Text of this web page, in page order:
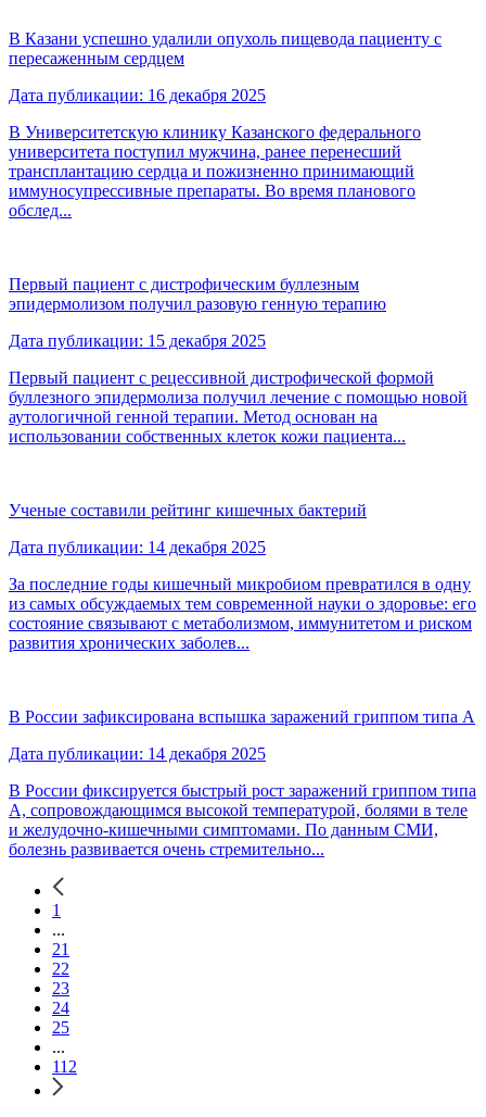
В Казани успешно удалили опухоль пищевода пациенту с
пересаженным сердцем
Дата публикации: 16 декабря 2025
В Университетскую клинику Казанского федерального
университета поступил мужчина, ранее перенесший
трансплантацию сердца и пожизненно принимающий
иммуносупрессивные препараты. Во время планового
обслед...
Первый пациент с дистрофическим буллезным
эпидермолизом получил разовую генную терапию
Дата публикации: 15 декабря 2025
Первый пациент с рецессивной дистрофической формой
буллезного эпидермолиза получил лечение с помощью новой
аутологичной генной терапии. Метод основан на
использовании собственных клеток кожи пациента...
Ученые составили рейтинг кишечных бактерий
Дата публикации: 14 декабря 2025
За последние годы кишечный микробиом превратился в одну
из самых обсуждаемых тем современной науки о здоровье: его
состояние связывают с метаболизмом, иммунитетом и риском
развития хронических заболев...
В России зафиксирована вспышка заражений гриппом типа А
Дата публикации: 14 декабря 2025
В России фиксируется быстрый рост заражений гриппом типа
А, сопровождающимся высокой температурой, болями в теле
и желудочно-кишечными симптомами. По данным СМИ,
болезнь развивается очень стремительно...
1
...
21
22
23
24
25
...
112